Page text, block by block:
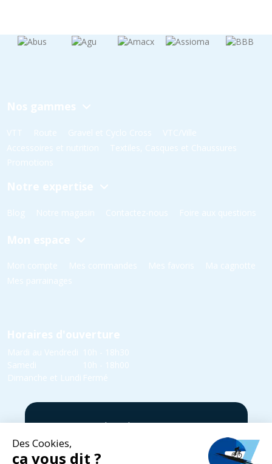
Nos gammes
VTT Route Gravel et Cyclo Cross
VTC/Ville
Accessoires et nutrition
Textiles, Casques et Chaussures
Promotions
Notre expertise
Blog Notre magasin Contactez-nous Foire aux questions
Mon espace
Mon compte Mes commandes Mes favoris
Ma cagnotte
Mes parrainages
Horaires d'ouverture
Mardi au Vendredi
10h - 18h30
Samedi
10h - 18h00
Dimanche et Lundi Fermé
5 rue Yvonne Edmond Foinant,
03 24 52 05 87